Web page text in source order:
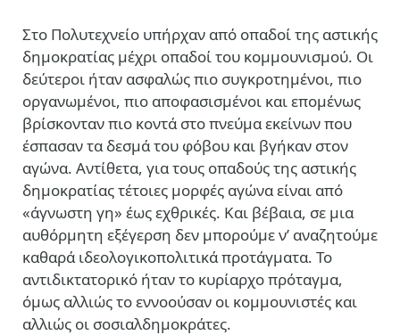
Στο Πολυτεχνείο υπήρχαν από οπαδοί της αστικής
δημοκρατίας μέχρι οπαδοί του κομμουνισμού. Οι
δεύτεροι ήταν ασφαλώς πιο συγκροτημένοι, πιο
οργανωμένοι, πιο αποφασισμένοι και επομένως
βρίσκονταν πιο κοντά στο πνεύμα εκείνων που
έσπασαν τα δεσμά του φόβου και βγήκαν στον
αγώνα. Αντίθετα, για τους οπαδούς της αστικής
δημοκρατίας τέτοιες μορφές αγώνα είναι από
«άγνωστη γη» έως εχθρικές. Και βέβαια, σε μια
αυθόρμητη εξέγερση δεν μπορούμε ν’ αναζητούμε
καθαρά ιδεολογικοπολιτικά προτάγματα. Το
αντιδικτατορικό ήταν το κυρίαρχο πρόταγμα,
όμως αλλιώς το εννοούσαν οι κομμουνιστές και
αλλιώς οι σοσιαλδημοκράτες.